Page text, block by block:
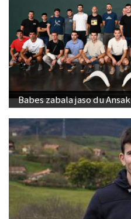
Babes zabala jaso du Ansak